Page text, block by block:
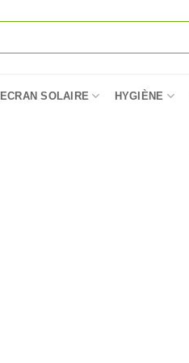
ECRAN SOLAIRE HYGIÈNE